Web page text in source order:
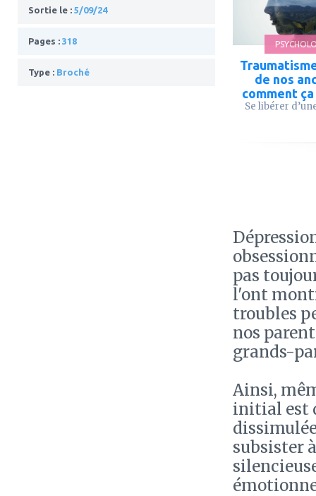
Sortie le : 5/09/24
Pages : 318
Type : Broché
de nos
comment ça
Se libérer
pas
l'ont
troubles
nos
grands-
Ainsi,
initial est
subsister